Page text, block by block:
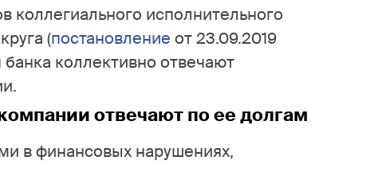
коллегиального исполнительного
(постановление от 23.09.2019
коллективно отвечают
отвечают по ее долгам
в финансовых нарушениях,